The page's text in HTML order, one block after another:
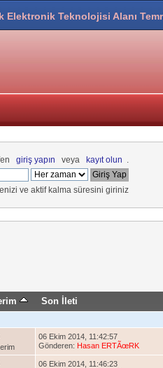
Elektronik Teknolojisi Alanı
giriş yapın veya kayıt olun .
ve aktif kalma süresini giriniz
Son İleti
06 Ekim 2014, 11:42:57
Gönderen: Hasan ERTÃœRK
06 Ekim 2014, 11:46:23